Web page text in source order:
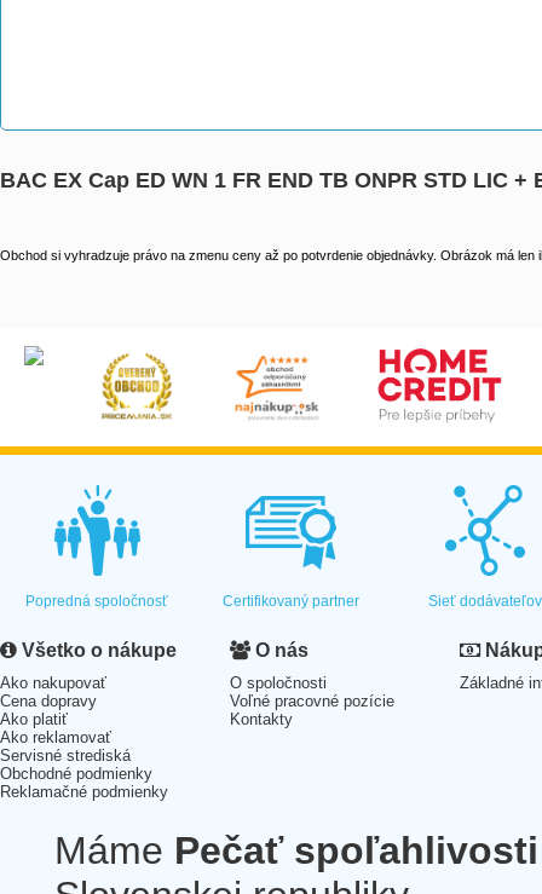
BAC EX Cap ED WN 1 FR END TB ONPR STD LIC
Obchod si vyhradzuje právo na zmenu ceny až po potvrdenie objednávky. Obrázok má len
Popredná spoločnosť Certifikovaný partner Sieť dodávateľov
Všetko o nákupe
Ako nakupovať
Cena dopravy
Ako platiť
Ako reklamovať
Servisné strediská
Obchodné podmienky
Reklamačné podmienky
O nás
O spoločnosti
Voľné pracovné pozície
Kontakty
Základné
Máme Pečať spoľahlivosti